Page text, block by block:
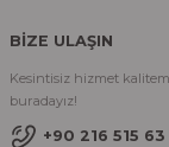
BİZE ULAŞIN
Kesintisiz hizmet
buradayız!
+90 216 515